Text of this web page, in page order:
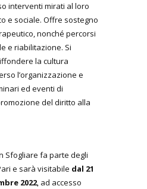
interventi mirati al loro
e sociale. Offre sostegno
nonché percorsi
e riabilitazione. Si
la cultura
l’organizzazione e
ed eventi di
del diritto alla
Sfogliare fa parte degli
e sarà visitabile dal 21
2022, ad accesso